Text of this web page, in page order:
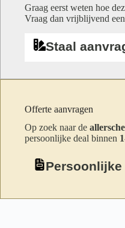
Graag eerst weten hoe
Vraag dan vrijblijvend een
Staal
Offerte aanvragen
Op zoek naar de
persoonlijke deal binnen